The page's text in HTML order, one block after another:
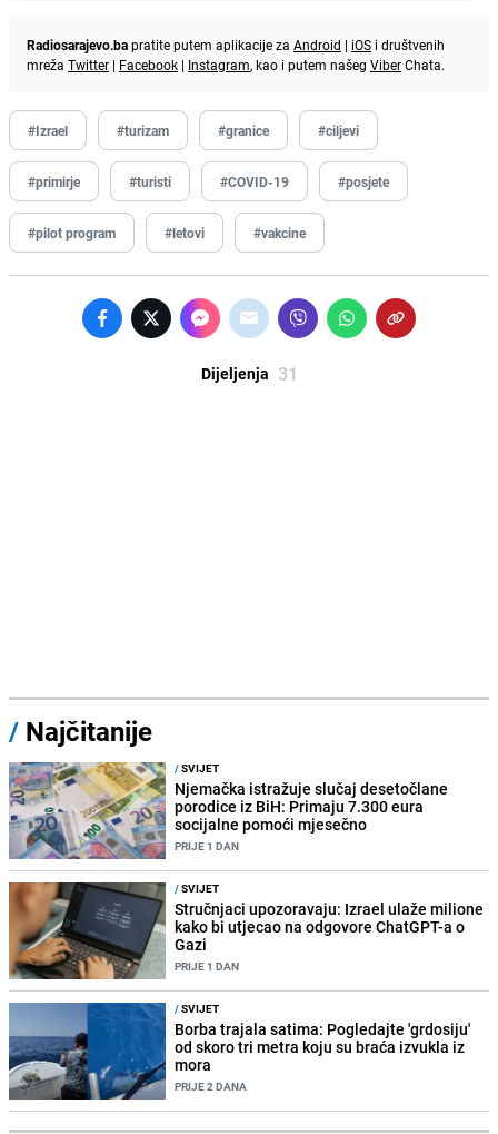
Radiosarajevo.bapratite putem aplikacije za Android | iOS i društvenih
mreža Twitter | Facebook | Instagram, kao i putem našeg ViberChata.
#Izrael #turizam #granice #ciljevi
#primirje #turisti #COVID-19 #posjete
#pilot program #letovi #vakcine
Dijeljenja 31
/ Najčitanije
/SVIJET
Njemačka istražuje slučaj desetočlane
porodice iz BiH: Primaju 7.300 eura
socijalne pomoći mjesečno
PRIJE 1 DAN
/SVIJET
Stručnjaci upozoravaju: Izrael ulaže milione
kako bi utjecao na odgovore ChatGPT-a o
Gazi
PRIJE 1 DAN
/SVIJET
Borba trajala satima: Pogledajte 'grdosiju'
od skoro tri metra koju su braća izvukla iz
mora
PRIJE 2 DANA